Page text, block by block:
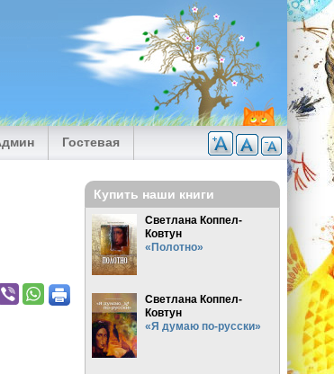
Гостевая
Купить наши книги
Светлана Коппел-
Ковтун
«Полотно»
Светлана Коппел-
Ковтун
«Я думаю по-русски»